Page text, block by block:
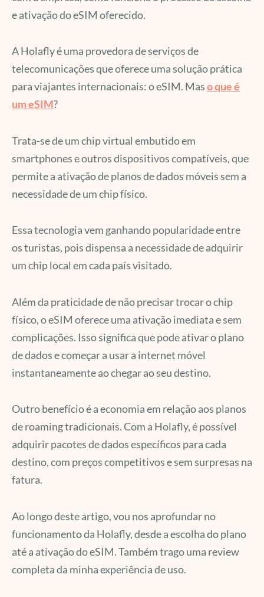
e ativação do eSIM oferecido.
A Holafly é uma provedora de serviços de
telecomunicações que oferece uma solução prática
para viajantes internacionais: o eSIM. Maso que é
um eSIM?
Trata-se de um chip virtual embutido em
smartphones e outros dispositivos compatíveis, que
permite a ativação de planos de dados móveis sem a
necessidade de um chip físico.
Essa tecnologia vem ganhando popularidade entre
os turistas, pois dispensa a necessidade de adquirir
um chip local em cada país visitado.
Além da praticidade de não precisar trocar o chip
físico, o eSIM oferece uma ativação imediata e sem
complicações. Isso significa que pode ativar o plano
de dados e começar a usar a internet móvel
instantaneamente ao chegar ao seu destino.
Outro benefício é a economia em relação aos planos
de roaming tradicionais. Com a Holafly, é possível
adquirir pacotes de dados específicos para cada
destino, com preços competitivos e sem surpresas na
fatura.
Ao longo deste artigo, vou nos aprofundar no
funcionamento da Holafly, desde a escolha do plano
até a ativação do eSIM. Também trago uma review
completa da minha experiência de uso.